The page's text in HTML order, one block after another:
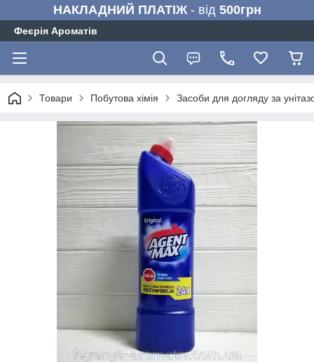
НАКЛАДНИЙ ПЛАТІЖ- від 500грн
Феєрія Ароматів
Товари Побутова хімія Засоби для догляду за